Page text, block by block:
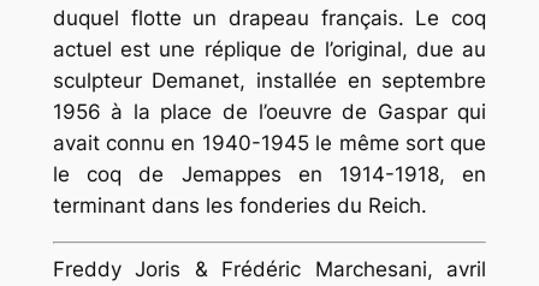
duquel flotte un drapeau français. Le coq
actuel est une réplique de l’original, due au
sculpteur Demanet, installée en septembre
1956 à la place de l’oeuvre de Gaspar qui
avait connu en 1940-1945 le même sort que
le coq de Jemappes en 1914-1918, en
terminant dans les fonderies du Reich.
Freddy Joris & Frédéric Marchesani, avril